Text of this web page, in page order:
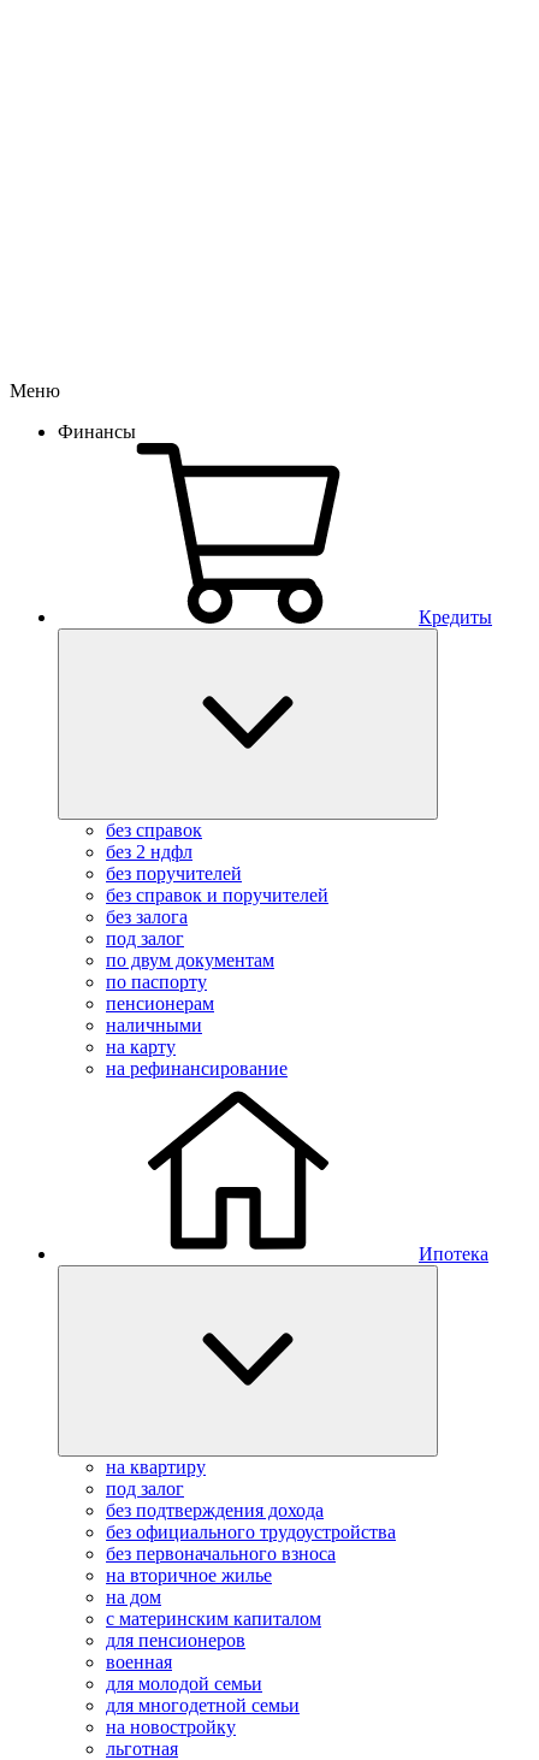
Меню
Финансы
Кредиты
без справок
без 2 ндфл
без поручителей
без справок и поручителей
без залога
под залог
по двум документам
по паспорту
пенсионерам
наличными
на карту
на рефинансирование
Ипотека
на квартиру
под залог
без подтверждения дохода
без официального трудоустройства
без первоначального взноса
на вторичное жилье
на дом
с материнским капиталом
для пенсионеров
военная
для молодой семьи
для многодетной семьи
на новостройку
льготная